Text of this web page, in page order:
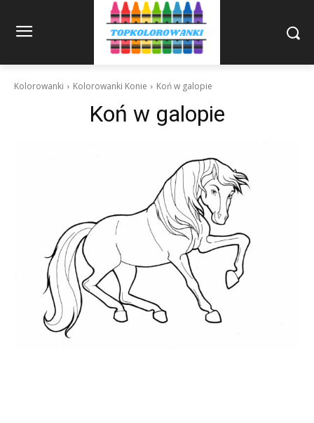
Kolorowanki Kolorowanki Konie Koń w galopie
Koń w galopie